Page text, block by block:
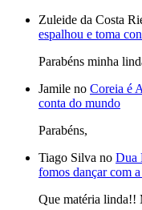
Zuleide da Costa
espalhou e toma
Parabéns minha
Jamile no Coreia é
conta do mundo
Parabéns,
Tiago Silva no Dua
fomos dançar com
Que matéria linda!!